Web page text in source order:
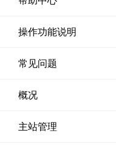
操作功能说明
常见问题
概况
主站管理